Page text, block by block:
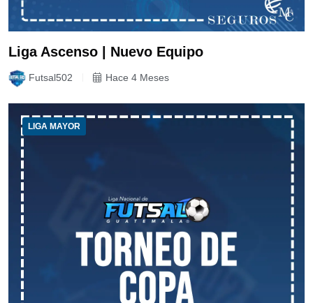
Liga Ascenso | Nuevo Equipo
Futsal502 Hace 4 Meses
LIGA MAYOR